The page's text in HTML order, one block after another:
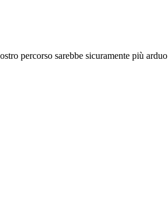
percorso sarebbe sicuramente più arduo